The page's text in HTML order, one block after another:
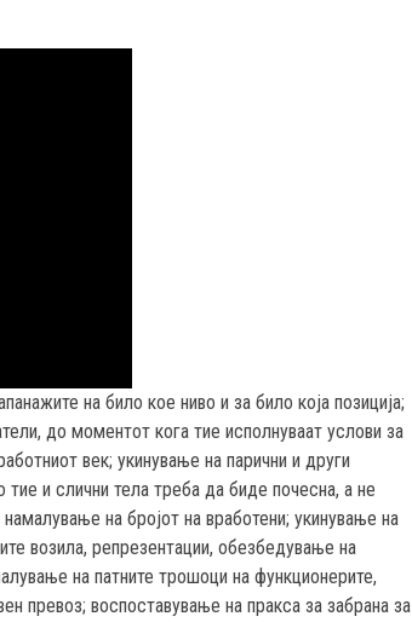
на било кое ниво и за било која позиција;
до моментот кога тие исполнуваат услови за
век; укинување на парични и други
и слични тела треба да биде почесна, а не
на бројот на вработени; укинување на
возила, репрезентации, обезбедување на
на патните трошоци на функционерите,
превоз; воспоставување на пракса за забрана за